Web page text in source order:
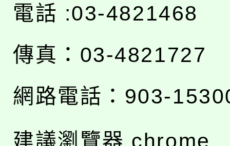
電話 :03-4821468
傳真：03-4821727
網路電話：903-
建議瀏覽器 chrome